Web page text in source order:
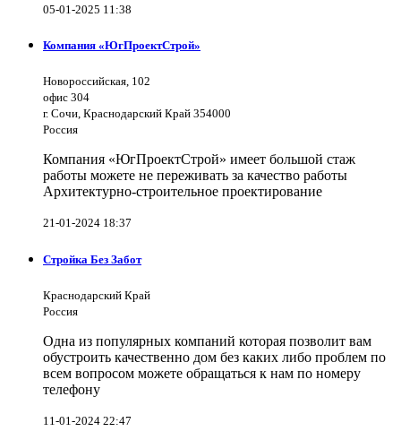
05-01-2025 11:38
Компания «ЮгПроектСтрой»
Новороссийская, 102
офис 304
г. Сочи, Краснодарский Край 354000
Россия
Компания «ЮгПроектСтрой» имеет большой стаж
работы можете не переживать за качество работы
Архитектурно-строительное проектирование
21-01-2024 18:37
Стройка Без Забот
Краснодарский Край
Россия
Одна из популярных компаний которая позволит вам
обустроить качественно дом без каких либо проблем по
всем вопросом можете обращаться к нам по номеру
телефону
11-01-2024 22:47